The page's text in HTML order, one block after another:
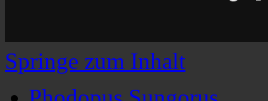
Springe zum Inhalt